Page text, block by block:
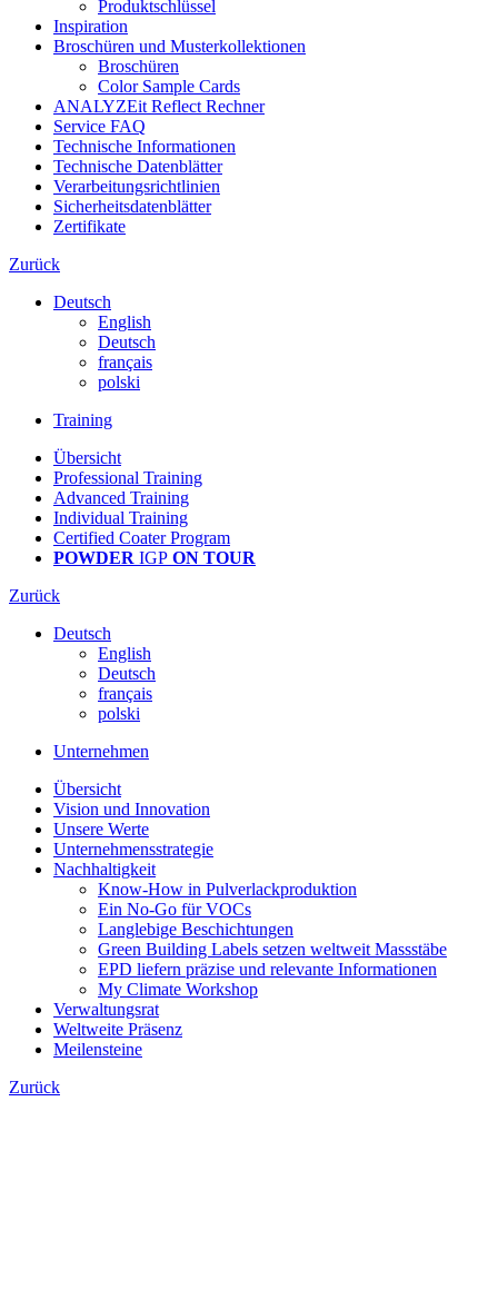
Produktschlüssel
Inspiration
Broschüren und Musterkollektionen
Broschüren
Color Sample Cards
ANALYZEit Reflect Rechner
Service FAQ
Technische Informationen
Technische Datenblätter
Verarbeitungsrichtlinien
Sicherheitsdatenblätter
Zertifikate
Zurück
Deutsch
English
Deutsch
français
polski
Training
Übersicht
Professional Training
Advanced Training
Individual Training
Certified Coater Program
POWDER IGP ON TOUR
Zurück
Deutsch
English
Deutsch
français
polski
Unternehmen
Übersicht
Vision und Innovation
Unsere Werte
Unternehmensstrategie
Nachhaltigkeit
Know-How in Pulverlackproduktion
Ein No-Go für VOCs
Langlebige Beschichtungen
Green Building Labels setzen weltweit Massstäbe
EPD liefern präzise und relevante Informationen
My Climate Workshop
Verwaltungsrat
Weltweite Präsenz
Meilensteine
Zurück